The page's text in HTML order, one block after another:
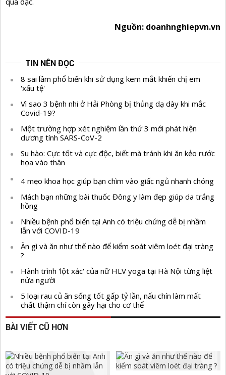
Nguồn: doanhnghiepvn.vn
TIN NÊN ĐỌC
8 sai lầm phổ biến khi sử dụng kem mắt khiến chị em
'xấu tệ'
Vì sao 3 bệnh nhi ở Hải Phòng bị thủng dạ dày khi mắc
Covid-19?
Một trường hợp xét nghiệm lần thứ 3 mới phát hiện
dương tính SARS-CoV-2
Su hào: Cực tốt và cực độc, biết mà tránh khi ăn kẻo rước
họa vào thân
4 mẹo khoa học giúp bạn chìm vào giấc ngủ nhanh chóng
Mách bạn những bài thuốc Đông y làm đẹp giúp da trắng
hồng
Nhiều bệnh phổ biến tại Anh có triệu chứng dễ bị nhầm
lẫn với COVID-19
Ăn gì và ăn như thế nào để kiểm soát viêm loét đại tràng
?
Hành trình 'lột xác' của nữ HLV yoga tại Hà Nội từng liệt
nửa người
5 loại rau củ ăn sống tốt gấp tỷ lần, nấu chín làm mất
chất thậm chí còn gây hại cho cơ thể
BÀI VIẾT CŨ HƠN